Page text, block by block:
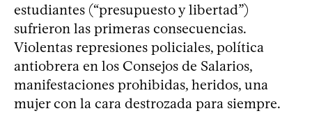
estudiantes (“presupuesto y libertad”)
sufrieron las primeras consecuencias.
Violentas represiones policiales, política
antiobrera en los Consejos de Salarios,
manifestaciones prohibidas, heridos, una
mujer con la cara destrozada para siempre.